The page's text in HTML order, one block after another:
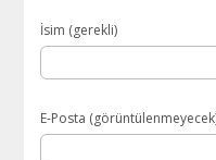
İsim (gerekli)
E-Posta